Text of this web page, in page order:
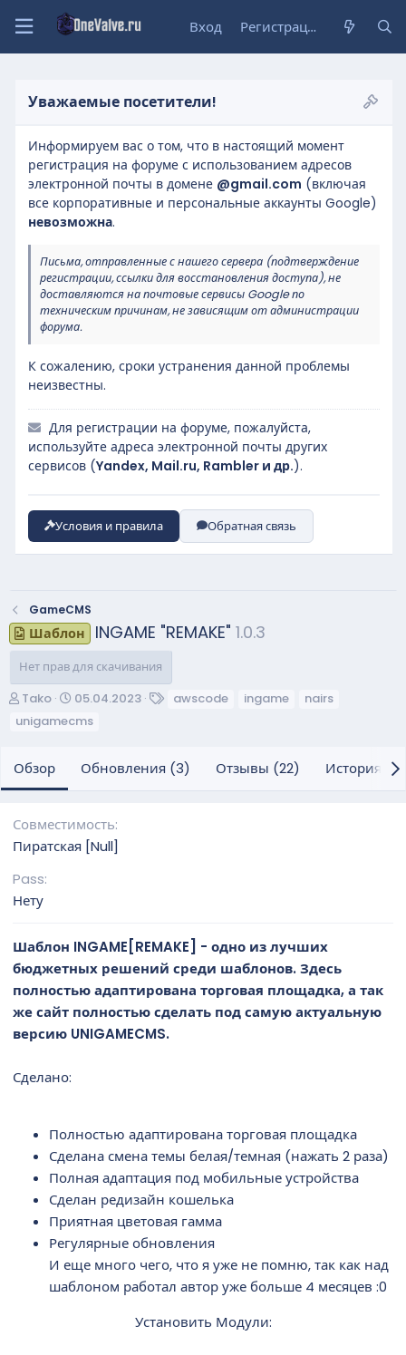
Вход Регистрация
Уважаемые посетители!
Информируем вас о том, что в настоящий момент
регистрация на форуме с использованием адресов
электронной почты в домене @gmail.com (включая
все корпоративные и персональные аккаунты Google)
невозможна.
Письма, отправленные с нашего сервера (подтверждение
регистрации, ссылки для восстановления доступа), не
доставляются на почтовые сервисы Google по
техническим причинам, не зависящим от администрации
форума.
К сожалению, сроки устранения данной проблемы
неизвестны.
Для регистрации на форуме, пожалуйста,
используйте адреса электронной почты других
сервисов (Yandex, Mail.ru, Rambler и др.).
Условия и правила Обратная связь
GameCMS
Шаблон INGAME "REMAKE" 1.0.3
Нет прав для скачивания
А
в
р
Tako
Д
а
о
д
а
05.04.2023 awscode ingame
nairs
unigamecms
Обзор Обновления (3) Отзывы (22) История
Совместимость
Пиратская [Null]
Pass
Нету
Шаблон INGAME[REMAKE] - одно из лучших
бюджетных решений среди шаблонов. Здесь
полностью адаптирована торговая площадка, а так
же сайт полностью сделать под самую актуальную
версию UNIGAMECMS.
Сделано:
Полностью адаптирована торговая площадка
Сделана смена темы белая/темная (нажать 2 раза)
Полная адаптация под мобильные устройства
Сделан редизайн кошелька
Приятная цветовая гамма
Регулярные обновления
И еще много чего, что я уже не помню, так как над
шаблоном работал автор уже больше 4 месяцев :0
Установить Модули: